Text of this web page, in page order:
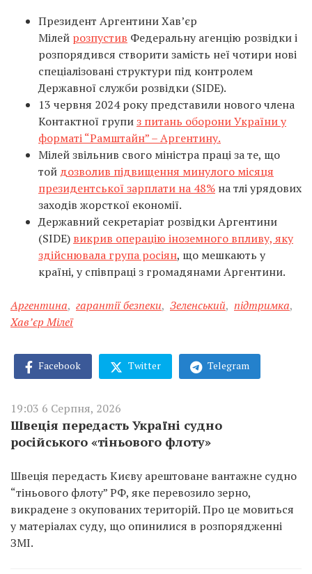
Президент Аргентини Хав’єр
Мілей розпустив Федеральну агенцію розвідки і
розпорядився створити замість неї чотири нові
спеціалізовані структури під контролем
Державної служби розвідки (SIDE).
13 червня 2024 року представили нового члена
Контактної групиз питань оборони України у
форматі “Рамштайн” – Аргентину.
Мілей звільнив свого міністра праці за те, що
той дозволив підвищення минулого місяця
президентської зарплати на 48% на тлі урядових
заходів жорсткої економії.
Державний секретаріат розвідки Аргентини
(SIDE) викрив операцію іноземного впливу, яку
здійснювала група росіян, що мешкають у
країні, у співпраці з громадянами Аргентини.
Аргентина, гарантії безпеки, Зеленський, підтримка,
Хав’єр Мілеї
Facebook Twitter Telegram
19:03 6 Серпня, 2026
Швеція передасть Україні судно
російського «тіньового флоту»
Швеція передасть Києву арештоване вантажне судно
“тіньового флоту” РФ, яке перевозило зерно,
викрадене з окупованих територій. Про це мовиться
у матеріалах суду, що опинилися в розпорядженні
ЗМІ.